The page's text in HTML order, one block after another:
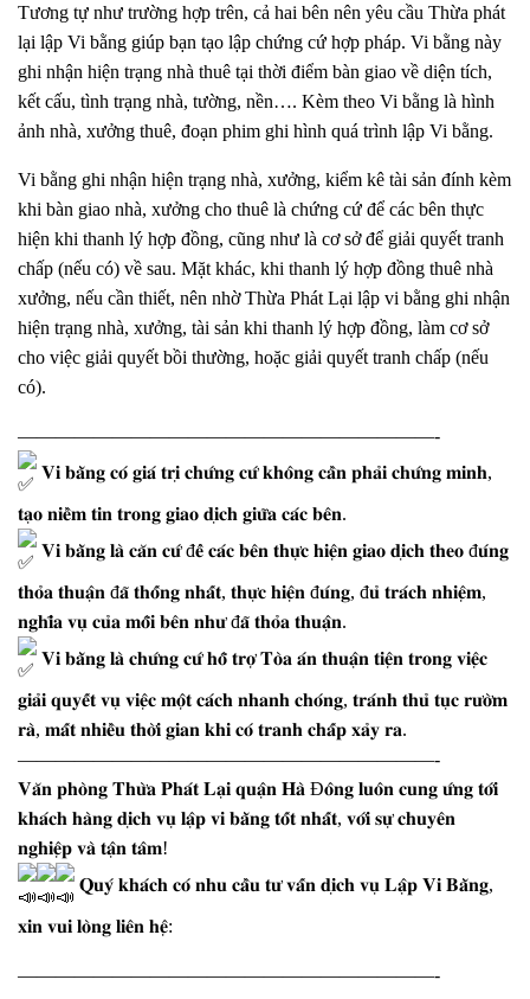
Tương tự như trường hợp trên, cả hai bên nên yêu cầu Thừa phát
lại lập Vi bằng giúp bạn tạo lập chứng cứ hợp pháp. Vi bằng này
ghi nhận hiện trạng nhà thuê tại thời điểm bàn giao về diện tích,
kết cấu, tình trạng nhà, tường, nền…. Kèm theo Vi bằng là hình
ảnh nhà, xưởng thuê, đoạn phim ghi hình quá trình lập Vi bằng.
Vi bằng ghi nhận hiện trạng nhà, xưởng, kiểm kê tài sản đính kèm
khi bàn giao nhà, xưởng cho thuê là chứng cứ để các bên thực
hiện khi thanh lý hợp đồng, cũng như là cơ sở để giải quyết tranh
chấp (nếu có) về sau. Mặt khác, khi thanh lý hợp đồng thuê nhà
xưởng, nếu cần thiết, nên nhờ Thừa Phát Lại lập vi bằng ghi nhận
hiện trạng nhà, xưởng, tài sản khi thanh lý hợp đồng, làm cơ sở
cho việc giải quyết bồi thường, hoặc giải quyết tranh chấp (nếu
có).
——————————————————————-
𝐕𝐢 𝐛𝐚̆̀𝐧𝐠 𝐜𝐨́ 𝐠𝐢𝐚́ 𝐭𝐫𝐢̣ 𝐜𝐡𝐮̛́𝐧𝐠 𝐜𝐮̛́ 𝐤𝐡𝐨̂𝐧𝐠 𝐜𝐚̂̀𝐧 𝐩𝐡𝐚̉𝐢 𝐜𝐡𝐮̛́𝐧𝐠 𝐦𝐢𝐧𝐡,
𝐭𝐚̣𝐨 𝐧𝐢𝐞̂̀𝐦 𝐭𝐢𝐧 𝐭𝐫𝐨𝐧𝐠 𝐠𝐢𝐚𝐨 𝐝𝐢̣𝐜𝐡 𝐠𝐢𝐮̛̃𝐚 𝐜𝐚́𝐜 𝐛𝐞̂𝐧.
𝐕𝐢 𝐛𝐚̆̀𝐧𝐠 𝐥𝐚̀ 𝐜𝐚̆𝐧 𝐜𝐮̛́ đ𝐞̂̉ 𝐜𝐚́𝐜 𝐛𝐞̂𝐧 𝐭𝐡𝐮̛̣𝐜 𝐡𝐢𝐞̣̂𝐧 𝐠𝐢𝐚𝐨 𝐝𝐢̣𝐜𝐡 𝐭𝐡𝐞𝐨 đ𝐮́𝐧𝐠
𝐭𝐡𝐨̉𝐚 𝐭𝐡𝐮𝐚̣̂𝐧 đ𝐚̃ 𝐭𝐡𝐨̂́𝐧𝐠 𝐧𝐡𝐚̂́𝐭, 𝐭𝐡𝐮̛̣𝐜 𝐡𝐢𝐞̣̂𝐧 đ𝐮́𝐧𝐠, đ𝐮̉ 𝐭𝐫𝐚́𝐜𝐡 𝐧𝐡𝐢𝐞̣̂𝐦,
𝐧𝐠𝐡𝐢̃𝐚 𝐯𝐮̣ 𝐜𝐮̉𝐚 𝐦𝐨̂̃𝐢 𝐛𝐞̂𝐧 𝐧𝐡𝐮̛ đ𝐚̃ 𝐭𝐡𝐨̉𝐚 𝐭𝐡𝐮𝐚̣̂𝐧.
𝐕𝐢 𝐛𝐚̆̀𝐧𝐠 𝐥𝐚̀ 𝐜𝐡𝐮̛́𝐧𝐠 𝐜𝐮̛́ 𝐡𝐨̂̃ 𝐭𝐫𝐨̛̣ 𝐓𝐨̀𝐚 𝐚́𝐧 𝐭𝐡𝐮𝐚̣̂𝐧 𝐭𝐢𝐞̣̂𝐧 𝐭𝐫𝐨𝐧𝐠 𝐯𝐢𝐞̣̂𝐜
𝐠𝐢𝐚̉𝐢 𝐪𝐮𝐲𝐞̂́𝐭 𝐯𝐮̣ 𝐯𝐢𝐞̣̂𝐜 𝐦𝐨̣̂𝐭 𝐜𝐚́𝐜𝐡 𝐧𝐡𝐚𝐧𝐡 𝐜𝐡𝐨́𝐧𝐠, 𝐭𝐫𝐚́𝐧𝐡 𝐭𝐡𝐮̉ 𝐭𝐮̣𝐜 𝐫𝐮̛𝐨̛̀𝐦
𝐫𝐚̀, 𝐦𝐚̂́𝐭 𝐧𝐡𝐢𝐞̂̀𝐮 𝐭𝐡𝐨̛̀𝐢 𝐠𝐢𝐚𝐧 𝐤𝐡𝐢 𝐜𝐨́ 𝐭𝐫𝐚𝐧𝐡 𝐜𝐡𝐚̂́𝐩 𝐱𝐚̉𝐲 𝐫𝐚.
——————————————————————-
𝐕𝐚̆𝐧 𝐩𝐡𝐨̀𝐧𝐠 𝐓𝐡𝐮̛̀𝐚 𝐏𝐡𝐚́𝐭 𝐋𝐚̣𝐢 𝐪𝐮𝐚̣̂𝐧 𝐇𝐚̀ Đ𝐨̂𝐧𝐠 𝐥𝐮𝐨̂𝐧 𝐜𝐮𝐧𝐠 𝐮̛́𝐧𝐠 𝐭𝐨̛́𝐢
𝐤𝐡𝐚́𝐜𝐡 𝐡𝐚̀𝐧𝐠 𝐝𝐢̣𝐜𝐡 𝐯𝐮̣ 𝐥𝐚̣̂𝐩 𝐯𝐢 𝐛𝐚̆̀𝐧𝐠 𝐭𝐨̂́𝐭 𝐧𝐡𝐚̂́𝐭, 𝐯𝐨̛́𝐢 𝐬𝐮̛̣ 𝐜𝐡𝐮𝐲𝐞̂𝐧
𝐧𝐠𝐡𝐢𝐞̣̂𝐩 𝐯𝐚̀ 𝐭𝐚̣̂𝐧 𝐭𝐚̂𝐦!
𝐐𝐮𝐲́ 𝐤𝐡𝐚́𝐜𝐡 𝐜𝐨́ 𝐧𝐡𝐮 𝐜𝐚̂̀𝐮 𝐭𝐮̛ 𝐯𝐚̂́𝐧 𝐝𝐢̣𝐜𝐡 𝐯𝐮̣ 𝐋𝐚̣̂𝐩 𝐕𝐢 𝐁𝐚̆̀𝐧𝐠,
𝐱𝐢𝐧 𝐯𝐮𝐢 𝐥𝐨̀𝐧𝐠 𝐥𝐢𝐞̂𝐧 𝐡𝐞̣̂:
——————————————————————-